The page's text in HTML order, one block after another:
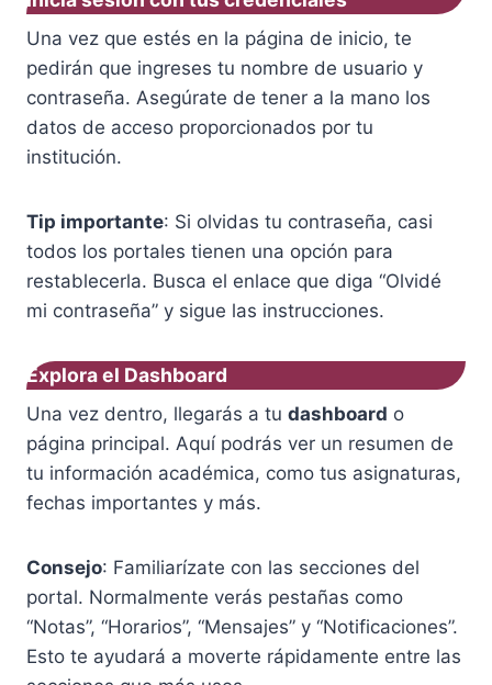
Una vez que estés en la página de inicio, te
pedirán que ingreses tu nombre de usuario y
contraseña. Asegúrate de tener a la mano los
datos de acceso proporcionados por tu
institución.
Tip importante: Si olvidas tu contraseña, casi
todos los portales tienen una opción para
restablecerla. Busca el enlace que diga “Olvidé
mi contraseña” y sigue las instrucciones.
Explora el Dashboard
Una vez dentro, llegarás a tu dashboard o
página principal. Aquí podrás ver un resumen de
tu información académica, como tus asignaturas,
fechas importantes y más.
Consejo: Familiarízate con las secciones del
portal. Normalmente verás pestañas como
“Notas”, “Horarios”, “Mensajes” y “Notificaciones”.
Esto te ayudará a moverte rápidamente entre las